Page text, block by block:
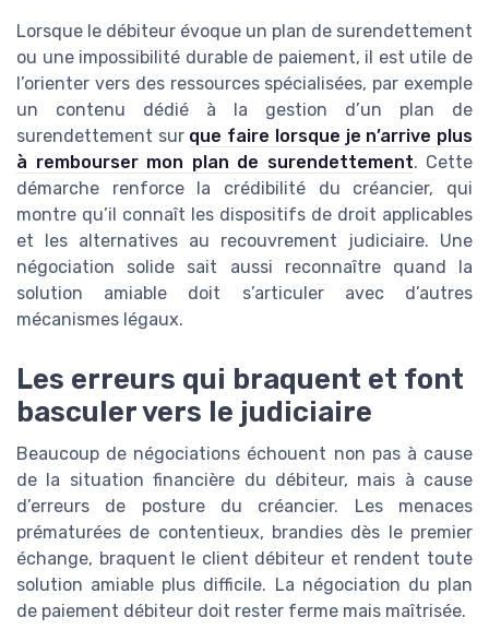
Lorsque le débiteur évoque un plan de surendettement
ou une impossibilité durable de paiement, il est utile de
l’orienter vers des ressources spécialisées, par exemple
un contenu dédié à la gestion d’un plan de
surendettement sur que faire lorsque je n’arrive plus
à rembourser mon plan de surendettement. Cette
démarche renforce la crédibilité du créancier, qui
montre qu’il connaît les dispositifs de droit applicables
et les alternatives au recouvrement judiciaire. Une
négociation solide sait aussi reconnaître quand la
solution amiable doit s’articuler avec d’autres
mécanismes légaux.
Les erreurs qui braquent et font
basculer vers le judiciaire
Beaucoup de négociations échouent non pas à cause
de la situation financière du débiteur, mais à cause
d’erreurs de posture du créancier. Les menaces
prématurées de contentieux, brandies dès le premier
échange, braquent le client débiteur et rendent toute
solution amiable plus difficile. La négociation du plan
de paiement débiteur doit rester ferme mais maîtrisée.